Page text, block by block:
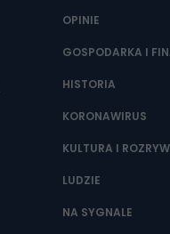
Jak
OPINIE
GOSPODARKA I
HISTORIA
KORONAWIRUS
KULTURA I
LUDZIE
NA SYGNALE